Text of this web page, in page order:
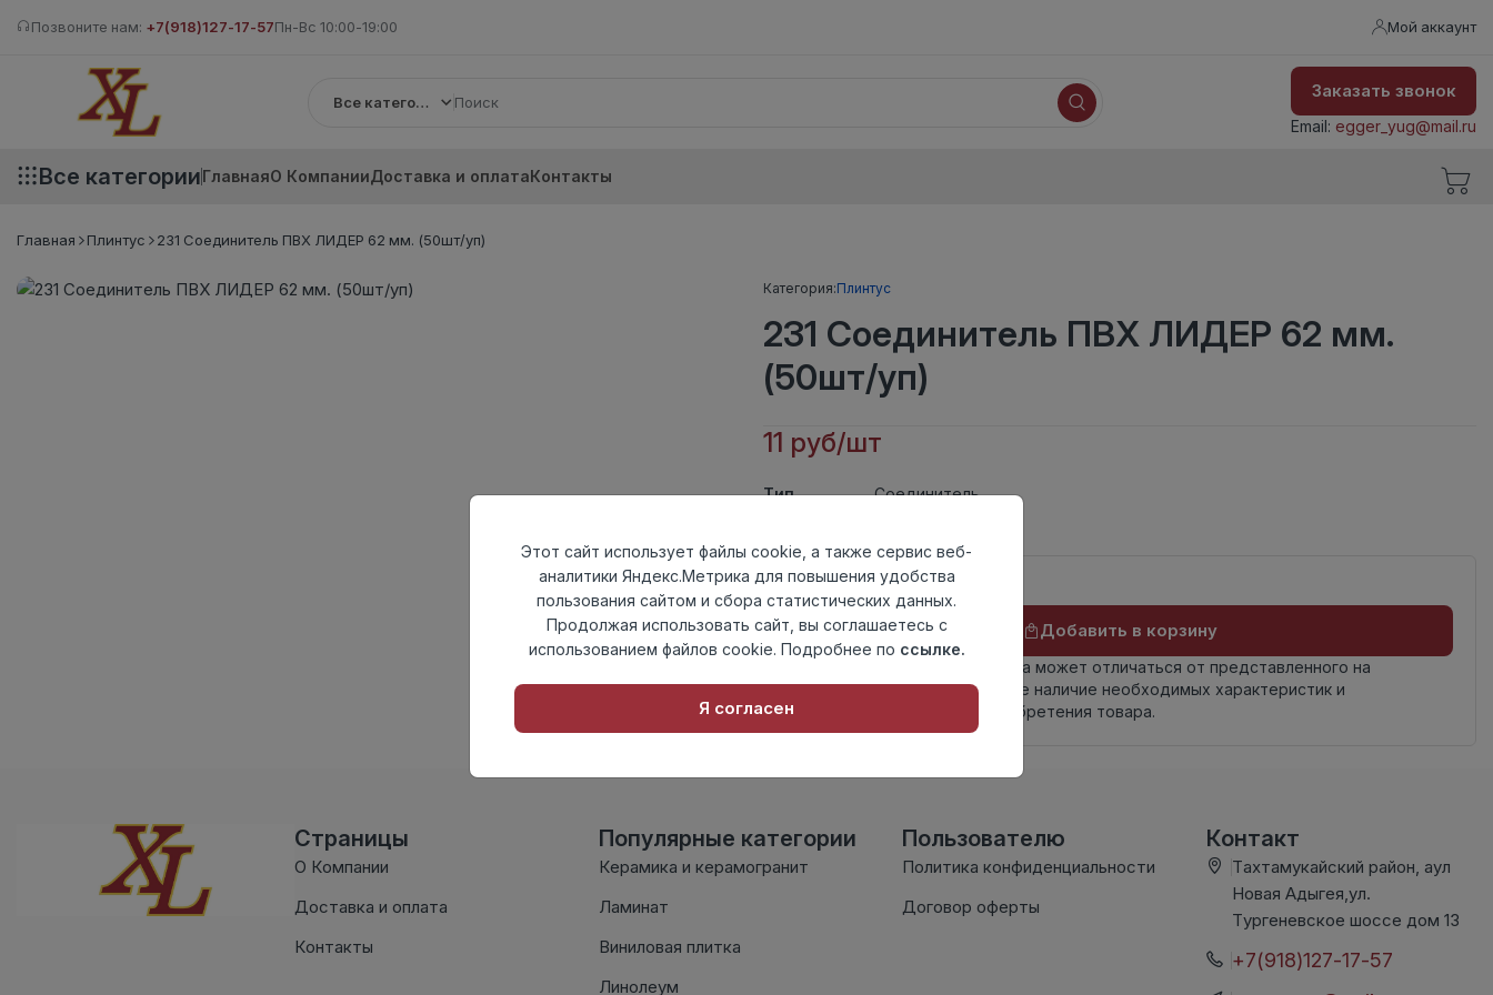
Позвоните нам: +7(918)127-17-57Пн-Вс 10:00-19:00 Мой аккаунт
Все категории
Заказать звонок
Email: egger_yug@mail.ru
Все категорииГлавнаяО КомпанииДоставка и оплатаКонтакты
Главная Плинтус 231 Соединитель ПВХ ЛИДЕР 62 мм. (50шт/уп)
Категория:Плинтус
231 Соединитель ПВХ ЛИДЕР 62 мм.
(50шт/уп)
11 руб/шт
Тип
Соединитель
Материал
50 шт
Добавить в корзину
Внимание! Внешний вид товара может отличаться от представленного на
настоящем сайте. Проверяйте наличие необходимых характеристик и
комплектации в момент приобретения товара.
Страницы
О Компании
Доставка и оплата
Контакты
Популярные категории
Керамика и керамогранит
Ламинат
Виниловая плитка
Линолеум
Пользователю
Политика конфиденциальности
Договор оферты
Контакт
Тахтамукайский район, аул
Новая Адыгея,ул.
Тургеневское шоссе дом 13
+7(918)127-17-57
Этот сайт использует файлы cookie, а также сервис веб-
аналитики Яндекс.Метрика для повышения удобства
пользования сайтом и сбора статистических данных.
Продолжая использовать сайт, вы соглашаетесь с
использованием файлов cookie. Подробнее по ссылке.
Я согласен